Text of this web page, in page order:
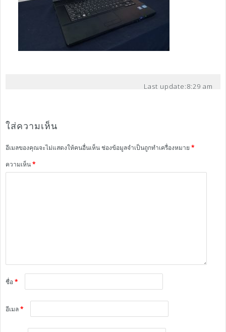
Last update:8:29 am
ใส่ความเห็น
อีเมลของคุณจะไม่แสดงให้คนอื่นเห็นช่องข้อมูลจำเป็นถูกทำเครื่องหมาย *
ความเห็น*
ชื่อ*
อีเมล*